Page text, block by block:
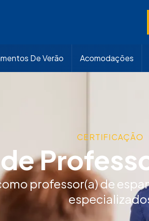
De Verão Acomodações
e de longa duração
CERTIFICAÇÃO
professor(a) de